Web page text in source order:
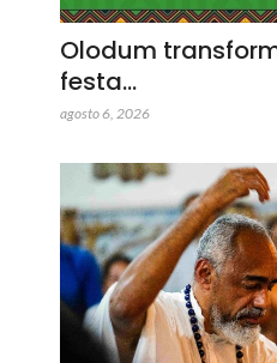
Olodum
festa…
agosto 6, 2026